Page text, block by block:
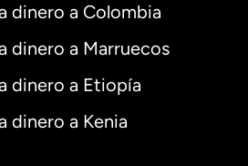
dinero a Colombia
dinero a Marruecos
dinero a Etiopía
dinero a Kenia